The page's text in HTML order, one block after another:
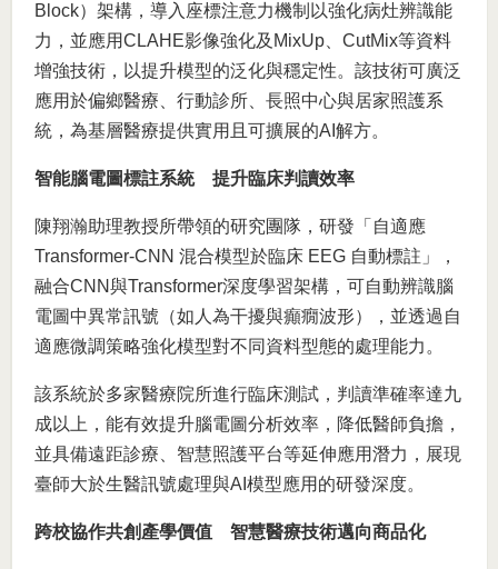
Block）架構，導入座標注意力機制以強化病灶辨識能
力，並應用CLAHE影像強化及MixUp、CutMix等資料
增強技術，以提升模型的泛化與穩定性。該技術可廣泛
應用於偏鄉醫療、行動診所、長照中心與居家照護系
統，為基層醫療提供實用且可擴展的AI解方。
智能腦電圖標註系統 提升臨床判讀效率
陳翔瀚助理教授所帶領的研究團隊，研發「自適應
Transformer-CNN 混合模型於臨床 EEG 自動標註」，
融合CNN與Transformer深度學習架構，可自動辨識腦
電圖中異常訊號（如人為干擾與癲癇波形），並透過自
適應微調策略強化模型對不同資料型態的處理能力。
該系統於多家醫療院所進行臨床測試，判讀準確率達九
成以上，能有效提升腦電圖分析效率，降低醫師負擔，
並具備遠距診療、智慧照護平台等延伸應用潛力，展現
臺師大於生醫訊號處理與AI模型應用的研發深度。
跨校協作共創產學價值 智慧醫療技術邁向商品化